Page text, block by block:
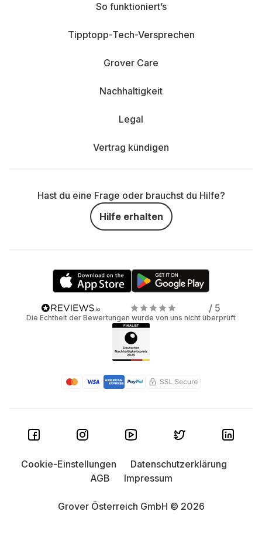
So funktioniert’s
Tipptopp-Tech-Versprechen
Grover Care
Nachhaltigkeit
Legal
Vertrag kündigen
Hast du eine Frage oder brauchst du Hilfe?
Hilfe erhalten
/ 5
Die Echtheit der Bewertungen wurde von uns nicht überprüft
Grover Österreich GmbH © 2026
Cookie-Einstellungen
Datenschutzerklärung
AGB
Impressum